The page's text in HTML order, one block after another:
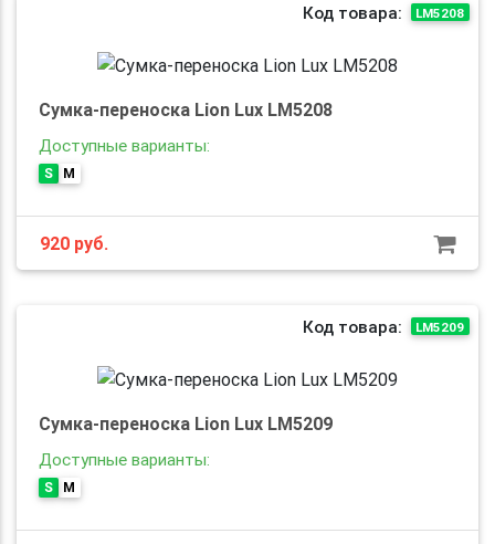
Код товара: LM5208
Сумка-переноска Lion Lux LM5208
Доступные варианты:
S M
920 руб.
Код товара: LM5209
Сумка-переноска Lion Lux LM5209
Доступные варианты:
S M